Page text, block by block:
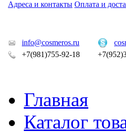
Адреса и контакты Оплата и
info@cosmeros.ru
+7(981)755-92-18
Главная
Каталог